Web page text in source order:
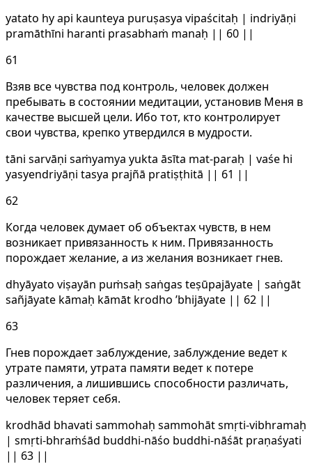
yatato hy api kaunteya puruṣasya vipaścitaḥ | indriyāṇi
pramāthīni haranti prasabhaṁ manaḥ || 60 ||
61
Взяв все чувства под контроль, человек должен
пребывать в состоянии медитации, установив Меня в
качестве высшей цели. Ибо тот, кто контролирует
свои чувства, крепко утвердился в мудрости.
tāni sarvāṇi saṁyamya yukta āsīta mat-paraḥ | vaśe hi
yasyendriyāṇi tasya prajñā pratiṣṭhitā || 61 ||
62
Когда человек думает об объектах чувств, в нем
возникает привязанность к ним. Привязанность
порождает желание, а из желания возникает гнев.
dhyāyato viṣayān puṁsaḥ saṅgas teṣūpajāyate | saṅgāt
sañjāyate kāmaḥ kāmāt krodho ’bhijāyate || 62 ||
63
Гнев порождает заблуждение, заблуждение ведет к
утрате памяти, утрата памяти ведет к потере
различения, а лишившись способности различать,
человек теряет себя.
krodhād bhavati sammohaḥ sammohāt smṛti-vibhramaḥ
| smṛti-bhraṁśād buddhi-nāśo buddhi-nāśāt praṇaśyati
|| 63 ||